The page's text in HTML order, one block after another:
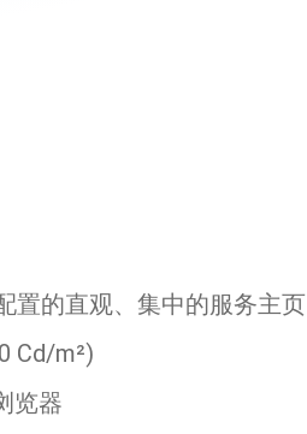
置的直观、集中的服务主页
Cd/m²)
览器